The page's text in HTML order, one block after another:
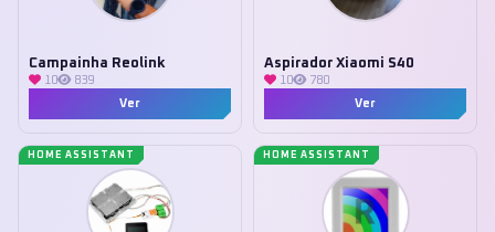
Campainha Reolink
10
839
Ver
Aspirador Xiaomi S40
10
780
Ver
HOME ASSISTANT HOME ASSISTANT